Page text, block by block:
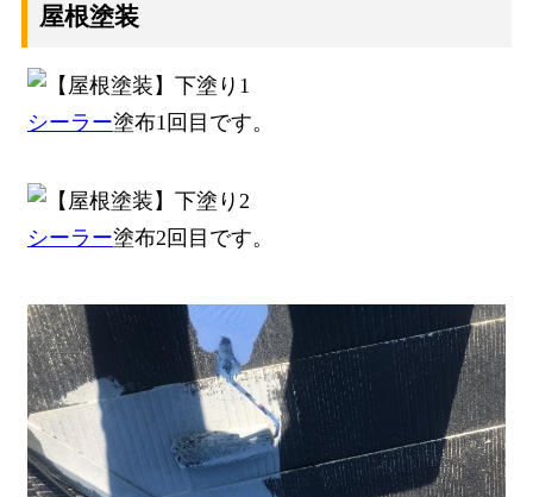
屋根塗装
シーラー塗布1回目です。
シーラー塗布2回目です。